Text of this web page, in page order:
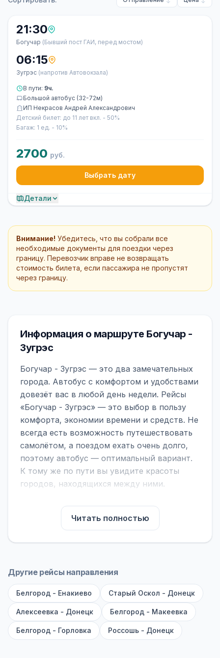
21:30
Богучар (Бывший пост ГАИ, перед мостом)
06:15
Зугрэс (напротив Автовокзала)
В пути: 9ч.
Большой автобус (32-72м)
ИП Некрасов Андрей Александрович
Детский билет: до 11 лет вкл. - 50%
Багаж: 1 ед. - 10%
2700 руб.
Выбрать дату
Детали
Внимание! Убедитесь, что вы собрали все
необходимые документы для поездки через
границу. Перевозчик вправе не возвращать
стоимость билета, если пассажира не пропустят
через границу.
Информация о маршруте Богучар -
Зугрэс
Богучар - Зугрэс — это два замечательных
города. Автобус с комфортом и удобствами
довезёт вас в любой день недели. Рейсы
«Богучар - Зугрэс» — это выбор в пользу
комфорта, экономии времени и средств. Не
всегда есть возможность путешествовать
самолётом, а поездом ехать очень долго,
поэтому автобус — оптимальный вариант.
К тому же по пути вы увидите красоты
городов, находящихся между ними.
На нашем сайте вы можете найти
расписание автобусов Богучар - Зугрэс,
сравнить рейсы и выбрать подходящий.
Если важна скорость — обратите внимание
комфорт — выбирайте большие автобусы
дорога ощущается меньше.
По маршруту предусмотрены остановки:
заправки с магазином, кафе и туалетом, а
также остановки по желанию — обратитесь
Читать полностью
Другие рейсы направления
Белгород - Енакиево Старый Оскол - Донецк
Алексеевка - Донецк Белгород - Макеевка
Белгород - Горловка Россошь - Донецк